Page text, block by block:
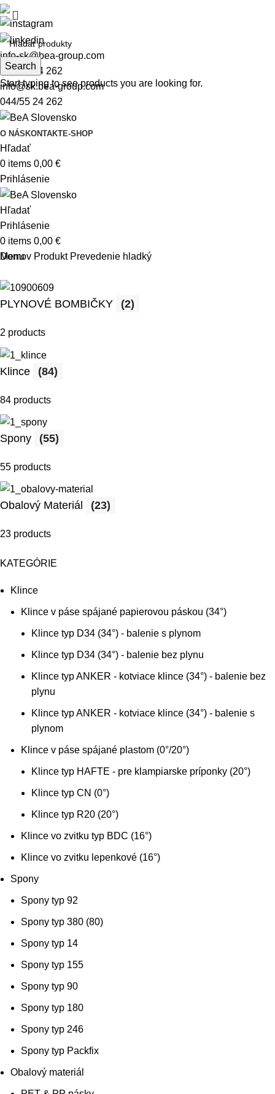
info-sk@bea-group.com
044/55 24 262
info@sk.bea-group.com
044/55 24 262
O NÁS KONTAKTE-SHOP
Hľadať
0 items 0,00 €
Prihlásenie
Hľadať
Prihlásenie
0 items 0,00 €
Menu
Domov Produkt Prevedenie hladký
PLYNOVÉ BOMBIČKY (2)
2 products
Klince (84)
84 products
Spony (55)
55 products
Obalový Materiál (23)
23 products
KATEGÓRIE
Klince
Klince v páse spájané papierovou páskou (34°)
Klince typ D34 (34°) - balenie s plynom
Klince typ D34 (34°) - balenie bez plynu
Klince typ ANKER - kotviace klince (34°) - balenie bez
plynu
Klince typ ANKER - kotviace klince (34°) - balenie s
plynom
Klince v páse spájané plastom (0°/20°)
Klince typ HAFTE - pre klampiarske príponky (20°)
Klince typ CN (0°)
Klince typ R20 (20°)
Klince vo zvitku typ BDC (16°)
Klince vo zvitku lepenkové (16°)
Spony
Spony typ 92
Spony typ 380 (80)
Spony typ 14
Spony typ 155
Spony typ 90
Spony typ 180
Spony typ 246
Spony typ Packfix
Obalový materiál
Search
Start typing to see products you are looking for.